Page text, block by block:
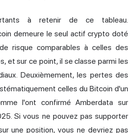
à retenir de ce tableau.
demeure le seul actif crypto doté
risque comparables à celles des
et sur ce point, il se classe parmi les
Deuxièmement, les pertes des
celles du Bitcoin d'un
l'ont confirmé Amberdata sur
Si vous ne pouvez pas supporter
une position, vous ne devriez pas